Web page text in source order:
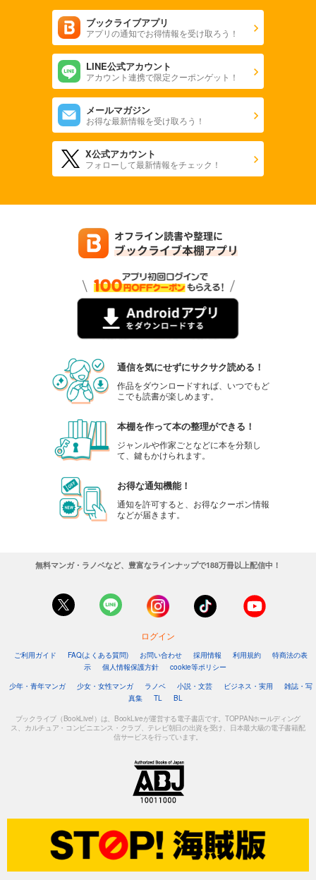
ブックライブアプリ
アプリの通知でお得情報を受け取ろう！
LINE公式アカウント
アカウント連携で限定クーポンゲット！
メールマガジン
お得な最新情報を受け取ろう！
X公式アカウント
フォローして最新情報をチェック！
通信を気にせずにサクサク読める！
作品をダウンロードすれば、いつでもど
こでも読書が楽しめます。
本棚を作って本の整理ができる！
ジャンルや作家ごとなどに本を分類し
て、鍵もかけられます。
お得な通知機能！
通知を許可すると、お得なクーポン情報
などが届きます。
無料マンガ・ラノベなど、豊富なラインナップで188万冊以上配信中！
ログイン
ご利用ガイド FAQ(よくある質問) お問い合わせ 採用情報 利用規約
特商法の表
示
個人情報保護方針
cookie等ポリシー
少年・青年マンガ
少女・女性マンガ ラノベ 小説・文芸 ビジネス・実用
雑誌・写
真集
TL BL
ブックライブ（BookLive!）は、BookLiveが運営する電子書店です。TOPPANホールディング
ス、カルチュア・コンビニエンス・クラブ、テレビ朝日の出資を受け、日本最大級の電子書籍配
信サービスを行っています。